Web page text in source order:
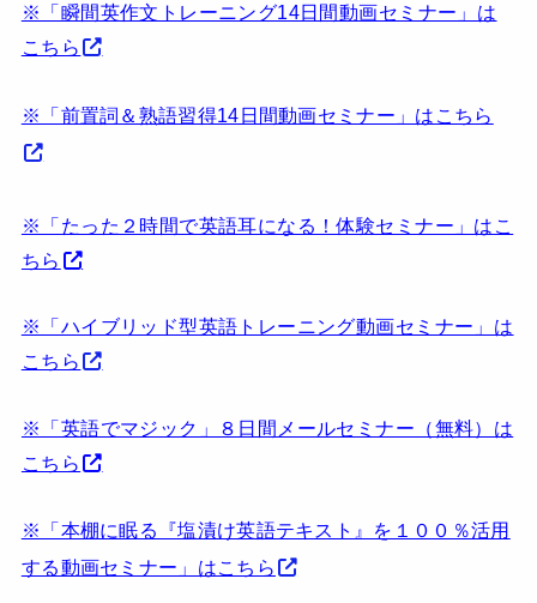
※「瞬間英作文トレーニング14日間動画セミナー」は
こちら
※「前置詞＆熟語習得14日間動画セミナー」はこちら
※「たった２時間で英語耳になる！体験セミナー」はこ
ちら
※「ハイブリッド型英語トレーニング動画セミナー」は
こちら
※「英語でマジック」８日間メールセミナー（無料）は
こちら
※「本棚に眠る『塩漬け英語テキスト』を１００％活用
する動画セミナー」はこちら